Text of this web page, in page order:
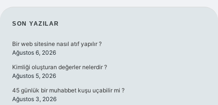
SIDEBAR
SON YAZILAR
Bir web sitesine nasıl atıf yapılır ?
Ağustos 6, 2026
Kimliği oluşturan değerler nelerdir ?
Ağustos 5, 2026
45 günlük bir muhabbet kuşu uçabilir mi ?
Ağustos 3, 2026